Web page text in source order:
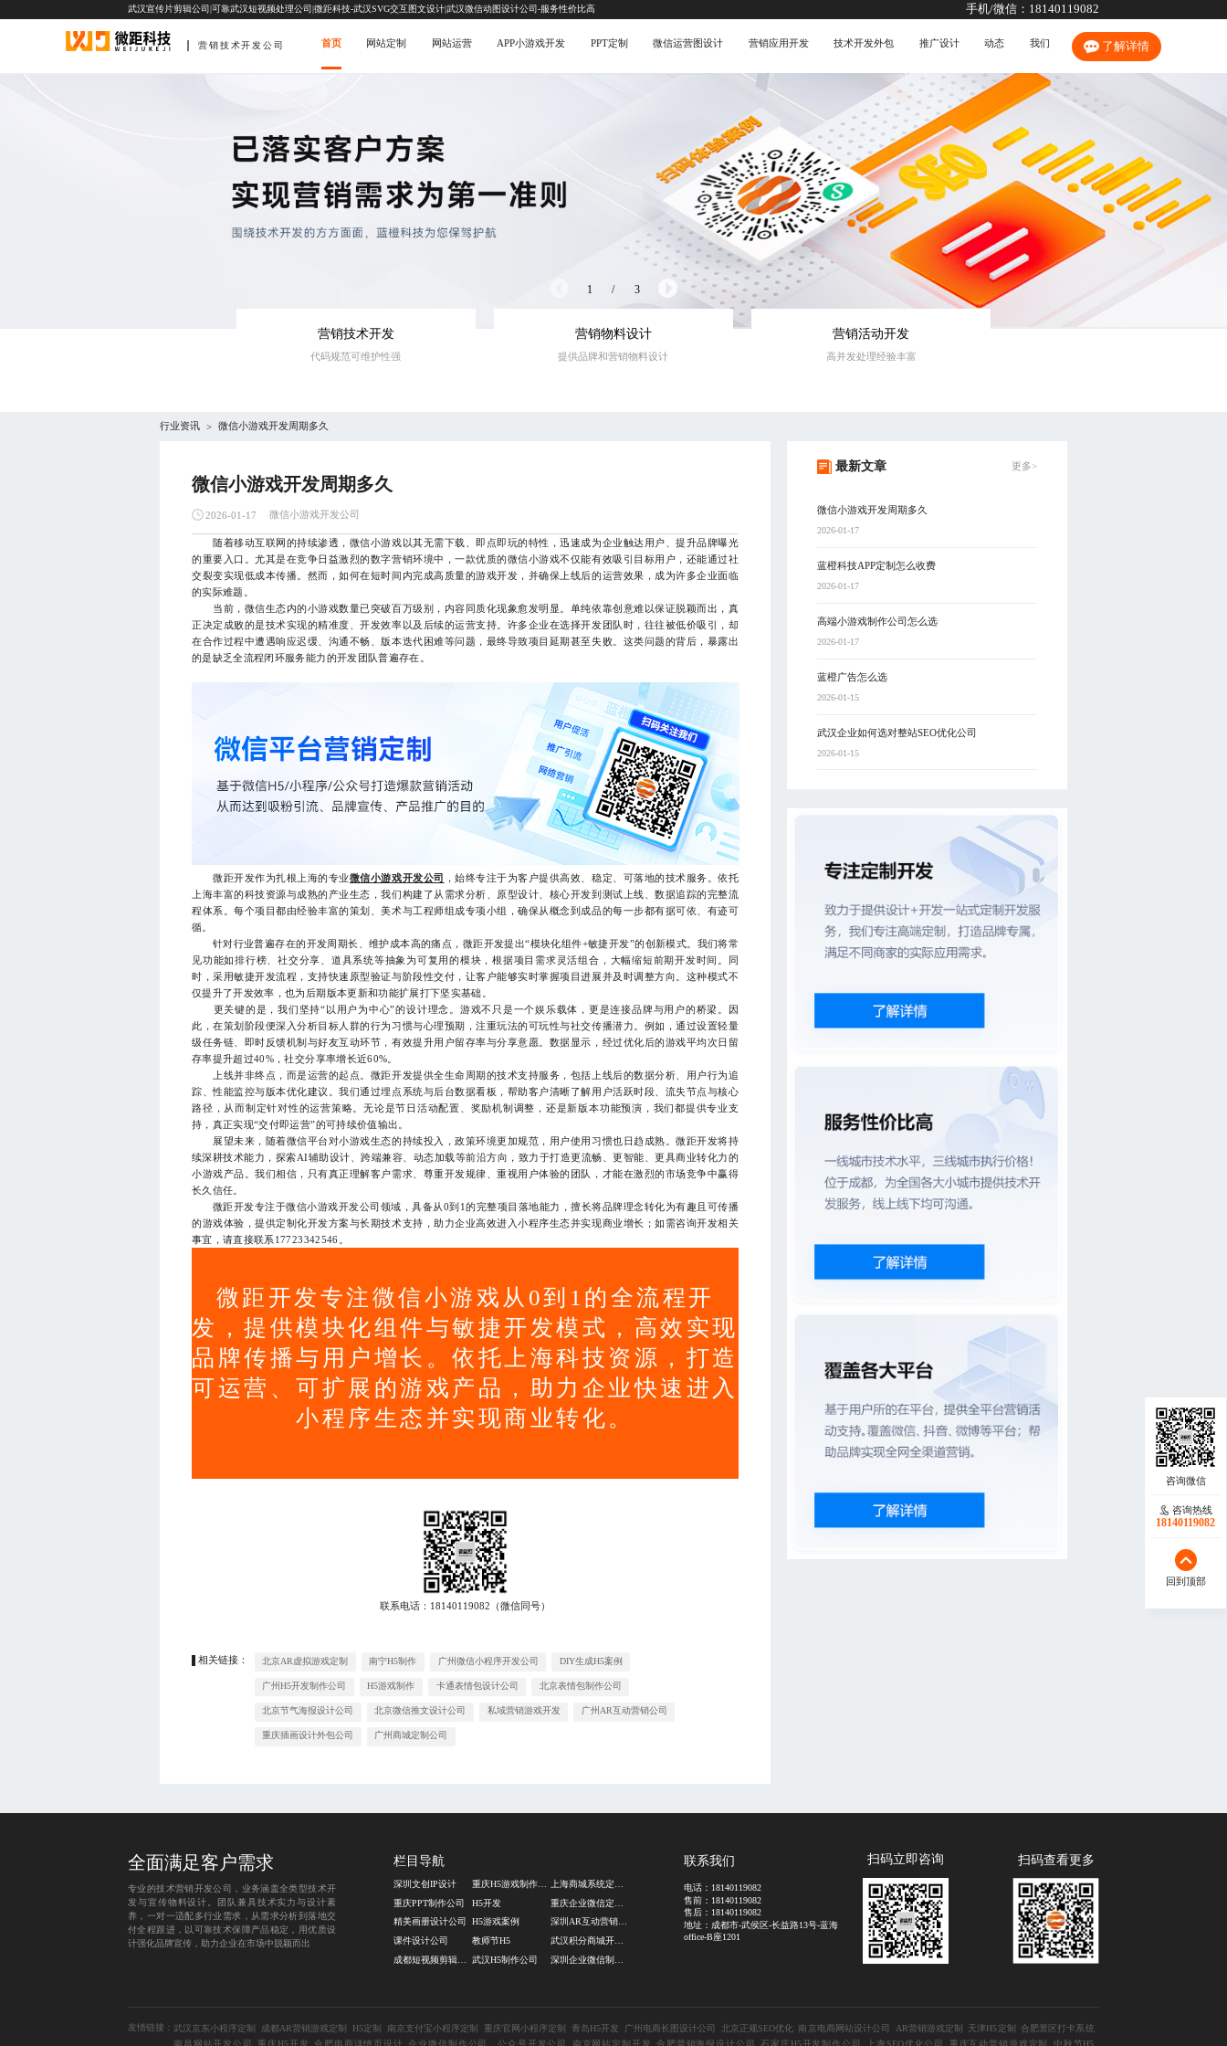
武汉宣传片剪辑公司|可靠武汉短视频处理公司|微距科技-武汉SVG交互图文设计|武汉微信动图设计公司-服务性价比高 手机/微信： 18140119082
营销技术开发公司 首页 网站定制 网站运营 APP小游戏开发 PPT定制 微信运营图设计 营销应用开发 技术开发外包 推广设计 动态 我们 了解详情
1 / 3
营销技术开发
代码规范可维护性强
营销物料设计
提供品牌和营销物料设计
营销活动开发
高并发处理经验丰富
行业资讯 > 微信小游戏开发周期多久
微信小游戏开发周期多久
2026-01-17 微信小游戏开发公司
随着移动互联网的持续渗透，微信小游戏以其无需下载、即点即玩的特性，迅速成为企业触达用户、提升品牌曝光
的重要入口。尤其是在竞争日益激烈的数字营销环境中，一款优质的微信小游戏不仅能有效吸引目标用户，还能通过社
交裂变实现低成本传播。然而，如何在短时间内完成高质量的游戏开发，并确保上线后的运营效果，成为许多企业面临
的实际难题。
当前，微信生态内的小游戏数量已突破百万级别，内容同质化现象愈发明显。单纯依靠创意难以保证脱颖而出，真
正决定成败的是技术实现的精准度、开发效率以及后续的运营支持。许多企业在选择开发团队时，往往被低价吸引，却
在合作过程中遭遇响应迟缓、沟通不畅、版本迭代困难等问题，最终导致项目延期甚至失败。这类问题的背后，暴露出
的是缺乏全流程闭环服务能力的开发团队普遍存在。
微距开发作为扎根上海的专业微信小游戏开发公司
，始终专注于为客户提供高效、稳定、可落地的技术服务。依托
上海丰富的科技资源与成熟的产业生态，我们构建了从需求分析、原型设计、核心开发到测试上线、数据追踪的完整流
程体系。每个项目都由经验丰富的策划、美术与工程师组成专项小组，确保从概念到成品的每一步都有据可依、有迹可
循。
针对行业普遍存在的开发周期长、维护成本高的痛点，微距开发提出“模块化组件+敏捷开发”的创新模式。我们将常
见功能如排行榜、社交分享、道具系统等抽象为可复用的模块，根据项目需求灵活组合，大幅缩短前期开发时间。同
时，采用敏捷开发流程，支持快速原型验证与阶段性交付，让客户能够实时掌握项目进展并及时调整方向。这种模式不
仅提升了开发效率，也为后期版本更新和功能扩展打下坚实基础。
更关键的是，我们坚持“以用户为中心”的设计理念。游戏不只是一个娱乐载体，更是连接品牌与用户的桥梁。因
此，在策划阶段便深入分析目标人群的行为习惯与心理预期，注重玩法的可玩性与社交传播潜力。例如，通过设置轻量
级任务链、即时反馈机制与好友互动环节，有效提升用户留存率与分享意愿。数据显示，经过优化后的游戏平均次日留
存率提升超过40%，社交分享率增长近60%。
上线并非终点，而是运营的起点。微距开发提供全生命周期的技术支持服务，包括上线后的数据分析、用户行为追
踪、性能监控与版本优化建议。我们通过埋点系统与后台数据看板，帮助客户清晰了解用户活跃时段、流失节点与核心
路径，从而制定针对性的运营策略。无论是节日活动配置、奖励机制调整，还是新版本功能预演，我们都提供专业支
持，真正实现“交付即运营”的可持续价值输出。
展望未来，随着微信平台对小游戏生态的持续投入，政策环境更加规范，用户使用习惯也日趋成熟。微距开发将持
续深耕技术能力，探索AI辅助设计、跨端兼容、动态加载等前沿方向，致力于打造更流畅、更智能、更具商业转化力的
小游戏产品。我们相信，只有真正理解客户需求、尊重开发规律、重视用户体验的团队，才能在激烈的市场竞争中赢得
长久信任。
微距开发专注于微信小游戏开发公司领域，具备从0到1的完整项目落地能力，擅长将品牌理念转化为有趣且可传播
的游戏体验，提供定制化开发方案与长期技术支持，助力企业高效进入小程序生态并实现商业增长；如需咨询开发相关
事宜，请直接联系17723342546。
微距开发专注微信小游戏从0到1的全流程开
发，提供模块化组件与敏捷开发模式，高效实现
品牌传播与用户增长。依托上海科技资源，打造
可运营、可扩展的游戏产品，助力企业快速进入
小程序生态并实现商业转化。
联系电话： 18140119082 （微信同号）
相关链接： 北京AR虚拟游戏定制 南宁H5制作 广州微信小程序开发公司 DIY生成H5案例
广州H5开发制作公司 H5游戏制作 卡通表情包设计公司 北京表情包制作公司
北京节气海报设计公司 北京微信推文设计公司 私域营销游戏开发 广州AR互动营销公司
重庆插画设计外包公司 广州商城定制公司
最新文章 更多>
微信小游戏开发周期多久
2026-01-17
蓝橙科技APP定制怎么收费
2026-01-17
高端小游戏制作公司怎么选
2026-01-17
蓝橙广告怎么选
2026-01-15
武汉企业如何选对整站SEO优化公司
2026-01-15
咨询热线
18140119082
回到顶部
全面满足客户需求
专业的技术营销开发公司，业务涵盖全类型技术开
发与宣传物料设计。团队兼具技术实力与设计素
养，一对一适配多行业需求，从需求分析到落地交
付全程跟进，以可靠技术保障产品稳定，用优质设
计强化品牌宣传，助力企业在市场中脱颖而出
栏目导航
深圳文创IP设计
重庆PPT制作公司
精美画册设计公司
课件设计公司
重庆H5游戏制作公司
H5开发
H5游戏案例
教师节H5
武汉H5制作公司
深圳AR互动营销公司
武汉积分商城开发公司
联系我们
电话： 18140119082
售前： 18140119082
售后： 18140119082
地址：成都市-武侯区-长益路13号-蓝海
office-B座1201
扫码立即咨询 扫码查看更多
友情链接： 武汉京东小程序定制 成都AR营销游戏定制 H5定制 南京支付宝小程序定制 重庆官网小程序定制 青岛H5开发 广州电商长图设计公司 北京正规SEO优化 南京电商网站设计公司 AR营销游戏定制 天津H5定制
合肥景区打卡系统